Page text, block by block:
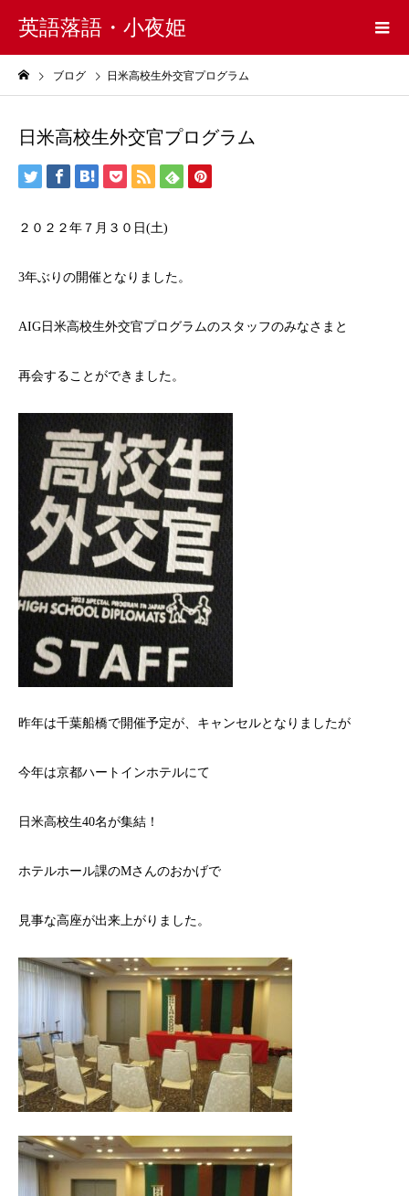
英語落語・小夜姫
ブログ 日米高校生外交官プログラム
日米高校生外交官プログラム
２０２２年７月３０日(土)
3年ぶりの開催となりました。
AIG日米高校生外交官プログラムのスタッフのみなさまと
再会することができました。
昨年は千葉船橋で開催予定が、キャンセルとなりましたが
今年は京都ハートインホテルにて
日米高校生40名が集結！
ホテルホール課のMさんのおかげで
見事な高座が出来上がりました。